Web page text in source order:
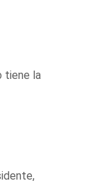
tiene la